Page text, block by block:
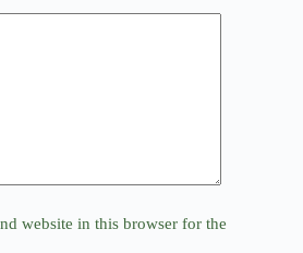
website in this browser for the